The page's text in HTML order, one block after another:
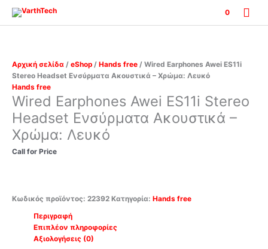
στο
περιεχόμενο
0
Αρχική σελίδα / eShop / Hands free / Wired Earphones Awei ES11i
Stereo Headset Ενσύρματα Ακουστικά – Χρώμα: Λευκό
Hands free
Wired Earphones Awei ES11i Stereo
Headset Ενσύρματα Ακουστικά –
Χρώμα: Λευκό
Call for Price
Κωδικός προϊόντος: 22392 Κατηγορία: Hands free
Περιγραφή
Επιπλέον πληροφορίες
Αξιολογήσεις (0)